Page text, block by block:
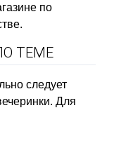
по
ТЕМЕ
следует
Для